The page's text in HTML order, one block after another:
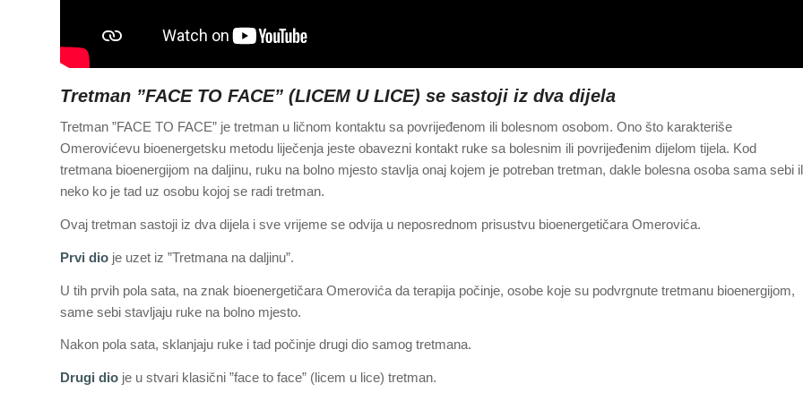
Tretman ”FACE TO FACE” (LICEM U LICE) se sastoji iz dva dijela
Tretman ”FACE TO FACE” je tretman u ličnom kontaktu sa povrijeđenom ili bolesnom osobom. Ono što karakteriše
Omerovićevu bioenergetsku metodu liječenja jeste obavezni kontakt ruke sa bolesnim ili povrijeđenim dijelom tijela. Kod
tretmana bioenergijom na daljinu, ruku na bolno mjesto stavlja onaj kojem je potreban tretman, dakle bolesna osoba sama sebi
neko ko je tad uz osobu kojoj se radi tretman.
Ovaj tretman sastoji iz dva dijela i sve vrijeme se odvija u neposrednom prisustvu bioenergetičara Omerovića.
Prvi dio je uzet iz ”Tretmana na daljinu”.
U tih prvih pola sata, na znak bioenergetičara Omerovića da terapija počinje, osobe koje su podvrgnute tretmanu bioenergijom,
same sebi stavljaju ruke na bolno mjesto.
Nakon pola sata, sklanjaju ruke i tad počinje drugi dio samog tretmana.
Drugi dio je u stvari klasični ”face to face” (licem u lice) tretman.